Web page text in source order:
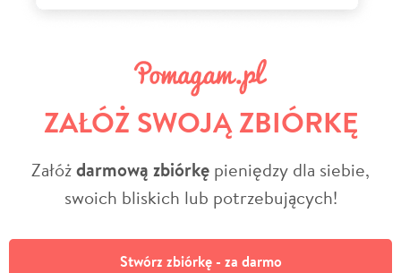
ZAŁÓŻ SWOJĄ ZBIÓRKĘ
Załóżdarmową zbiórkę pieniędzy dla siebie,
swoich bliskich lub potrzebujących!
Stwórz zbiórkę - za darmo